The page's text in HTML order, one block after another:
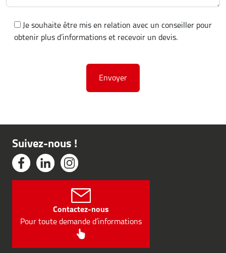
Je souhaite être mis en relation avec un conseiller pour
obtenir plus d’informations et recevoir un devis.
Suivez-nous !
Contactez-nous
Pour toute demande d’informations